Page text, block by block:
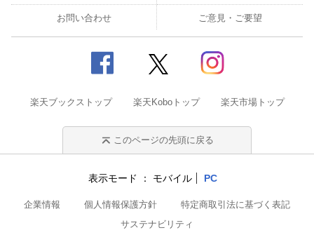
お問い合わせ ご意見・ご要望
楽天ブックストップ 楽天Koboトップ 楽天市場トップ
このページの先頭に戻る
表示モード モバイル PC
企業情報 個人情報保護方針
特定商取引法に基づく表記
サステナビリティ